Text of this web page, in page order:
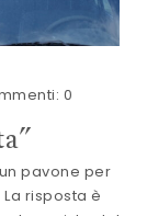
0
pavone per
risposta è